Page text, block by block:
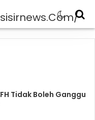
Tidak Boleh Ganggu